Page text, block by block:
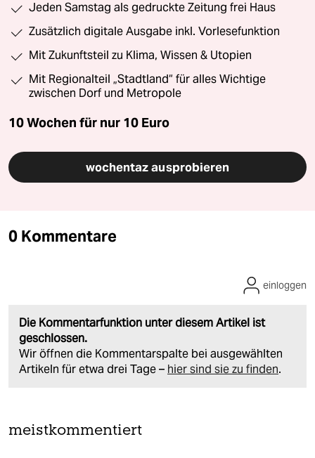
Jeden Samstag als gedruckte Zeitung frei Haus
Zusätzlich digitale Ausgabe inkl. Vorlesefunktion
Mit Zukunftsteil zu Klima, Wissen & Utopien
Mit Regionalteil „Stadtland“ für alles Wichtige
zwischen Dorf und Metropole
10 Wochen für nur 10 Euro
wochentaz ausprobieren
0 Kommentare
Die Kommentarfunktion unter diesem Artikel ist
geschlossen.
Wir öffnen die Kommentarspalte bei ausgewählten
Artikeln für etwa drei Tage – hier sind sie zu finden.
einloggen
meistkommentiert